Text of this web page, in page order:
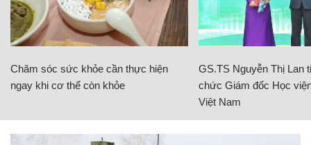
Chăm sóc sức khỏe cần thực hiện
ngay khi cơ thể còn khỏe
GS.TS Nguyễn Thị Lan
chức Giám đốc Học
Việt Nam